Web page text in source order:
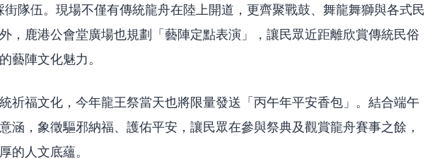
街隊伍。現場不僅有傳統龍舟在陸上開道，更齊聚戰鼓、舞龍舞獅與各式民
，鹿港公會堂廣場也規劃「藝陣定點表演」，讓民眾近距離欣賞傳統民俗
藝陣文化魅力。
祈福文化，今年龍王祭當天也將限量發送「丙午年平安香包」。結合端午
涵，象徵驅邪納福、護佑平安，讓民眾在參與祭典及觀賞龍舟賽事之餘，
的人文底蘊。